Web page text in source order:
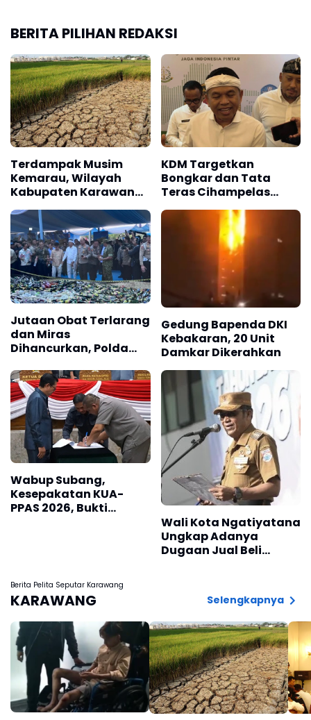
BERITA PILIHAN REDAKSI
Terdampak Musim
Kemarau, Wilayah
Kabupaten Karawang
Kekeringan Makin
Meluas
KDM Targetkan
Bongkar dan Tata
Teras Cihampelas
Beres Oktober 2026
Jutaan Obat Terlarang
dan Miras
Dihancurkan, Polda
Tersangka
Gedung Bapenda DKI
Kebakaran, 20 Unit
Damkar Dikerahkan
Wabup Subang,
Kesepakatan KUA-
PPAS 2026, Bukti
Wali Kota Ngatiyatana
Ungkap Adanya
Dugaan Jual Beli
Berita Pelita Seputar Karawang
KARAWANG Selengkapnya